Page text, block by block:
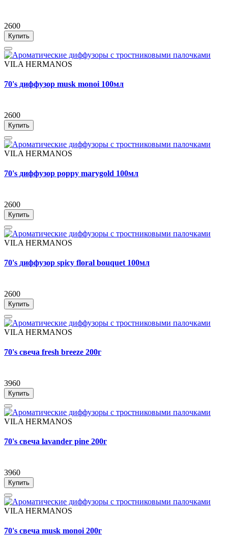
2600
Купить
VILA HERMANOS
70's диффузор musk monoi 100мл
2600
Купить
VILA HERMANOS
70's диффузор poppy marygold 100мл
2600
Купить
VILA HERMANOS
70's диффузор spicy floral bouquet 100мл
2600
Купить
VILA HERMANOS
70's свеча fresh breeze 200г
3960
Купить
VILA HERMANOS
70's свеча lavander pine 200г
3960
Купить
VILA HERMANOS
70's свеча musk monoi 200г